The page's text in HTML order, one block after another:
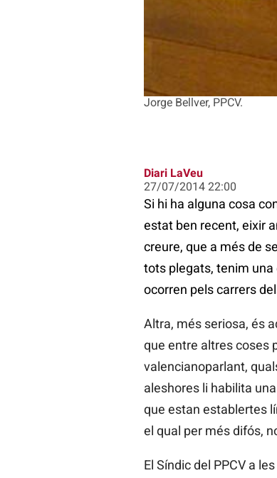
Jorge Bellver, PPCV.
Diari LaVeu
27/07/2014 22:00
Si hi ha alguna cosa
estat ben recent, eixir
creure, que a més de
tots plegats, tenim una
ocorren pels carrers
Altra, més seriosa, és
que entre altres coses
valencianoparlant,
aleshores li habilita
que estan establertes
el qual per més difós,
El Síndic del PPCV a